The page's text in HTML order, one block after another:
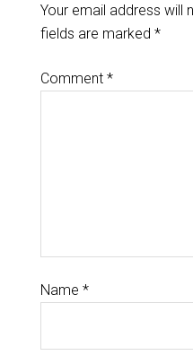
Your email address will
fields are marked *
Comment *
Name *